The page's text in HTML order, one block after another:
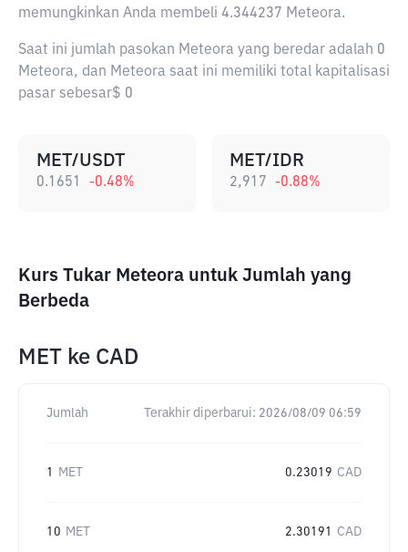
memungkinkan Anda membeli 4.344237 Meteora.
Saat ini jumlah pasokan Meteora yang beredar adalah 0
Meteora, dan Meteora saat ini memiliki total kapitalisasi
pasar sebesar$ 0
MET/USDT
0.1651 -0.48%
MET/IDR
2,917 -0.88%
Kurs Tukar Meteora untuk Jumlah yang
Berbeda
MET ke CAD
Jumlah Terakhir diperbarui: 2026/08/09 06:59
1 MET 0.23019 CAD
10 MET 2.30191 CAD